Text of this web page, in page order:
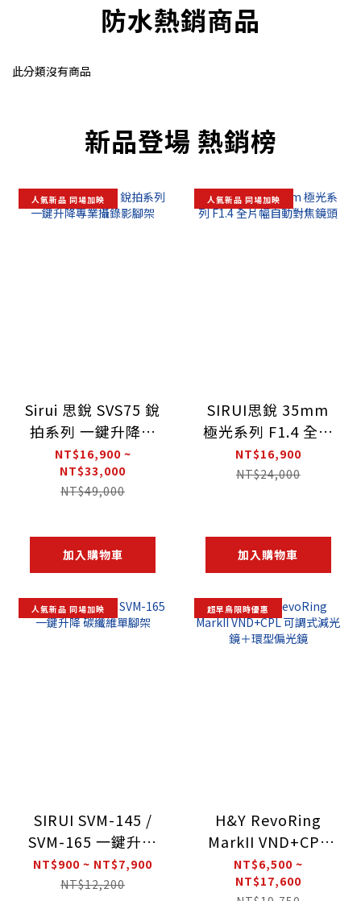
防水熱銷商品
此分類沒有商品
新品登場 熱銷榜
人氣新品 同場加映
Sirui 思銳 SVS75 銳
拍系列 一鍵升降專
業攝錄影腳架
NT$16,900 ~
NT$33,000
NT$49,000
加入購物車
人氣新品 同場加映
SIRUI思銳 35mm
極光系列 F1.4 全片
幅自動對焦鏡頭
NT$16,900
NT$24,000
加入購物車
人氣新品 同場加映
SIRUI SVM-145 /
SVM-165 一鍵升降
碳纖維單腳架
NT$900 ~ NT$7,900
NT$12,200
超早鳥限時優惠
H&Y RevoRing
MarkII VND+CPL
可調式減光鏡＋環
型偏光鏡
NT$6,500 ~
NT$17,600